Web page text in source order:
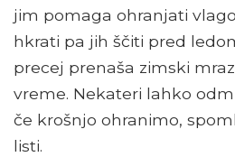
jim pomaga ohranjati
hkrati pa jih ščiti pred
precej prenaša zimski
vreme. Nekateri lahko
če krošnjo ohranimo,
listi.